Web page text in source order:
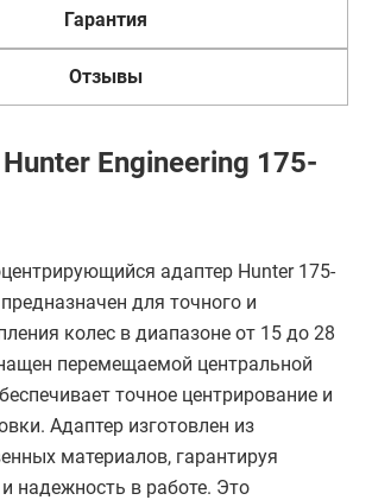
Гарантия
Отзывы
Engineering 175-
адаптер Hunter 175-
для точного и
колес в диапазоне от 15 до 28
перемещаемой центральной
точное центрирование и
Адаптер изготовлен из
материалов, гарантируя
надежность в работе. Это